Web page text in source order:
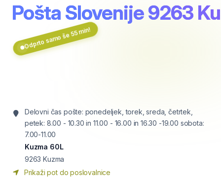
Pošta Slovenije 9263
Odprto samo še 55 min!
Delovni čas pošte: ponedeljek, torek, sreda, četrtek,
petek: 8.00 - 10.30 in 11.00 - 16.00 in 16.30 -19.00 sobota:
7.00-11.00
Kuzma 60L
9263 Kuzma
Prikaži pot do poslovalnice